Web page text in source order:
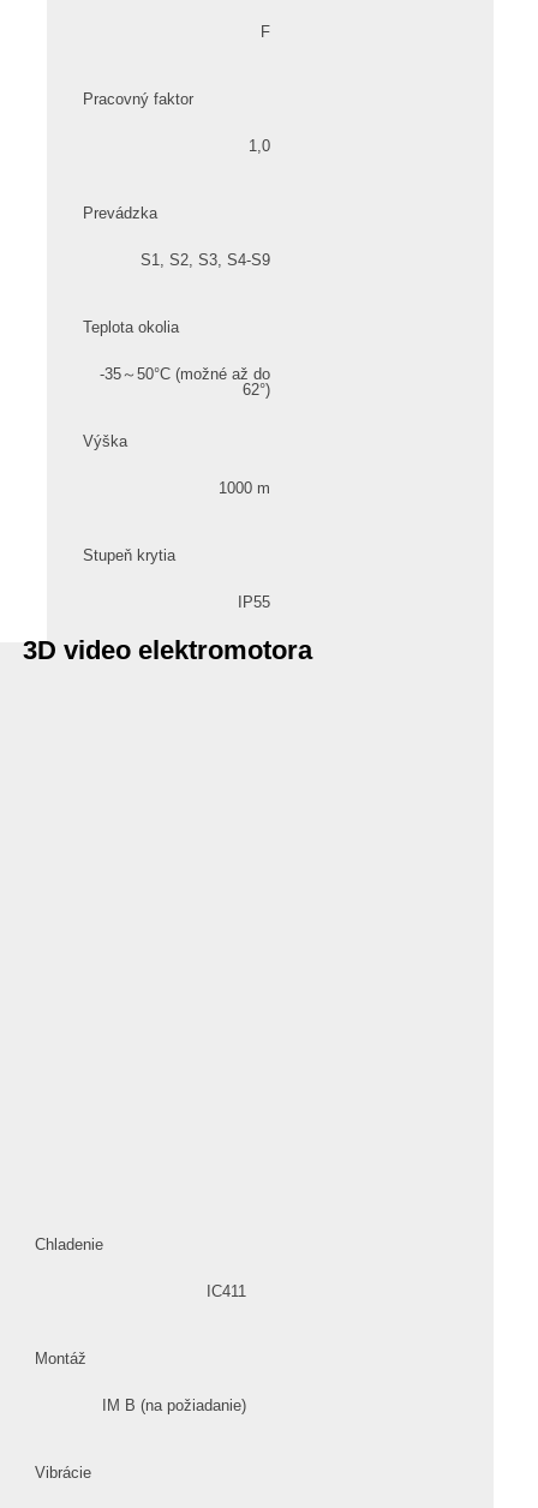
F
Pracovný faktor
1,0
Prevádzka
S1, S2, S3, S4-S9
Teplota okolia
-35～50°C (možné až do
62°)
Výška
1000 m
Stupeň krytia
IP55
3D video elektromotora
Chladenie
IC411
Montáž
IM B (na požiadanie)
Vibrácie